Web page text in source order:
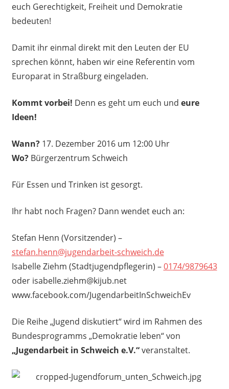
euch Gerechtigkeit, Freiheit und Demokratie
bedeuten!
Damit ihr einmal direkt mit den Leuten der EU
sprechen könnt, haben wir eine Referentin vom
Europarat in Straßburg eingeladen.
Kommt vorbei! Denn es geht um euch und eure
Ideen!
Wann?17. Dezember 2016 um 12:00 Uhr
Wo?Bürgerzentrum Schweich
Für Essen und Trinken ist gesorgt.
Ihr habt noch Fragen? Dann wendet euch an:
Stefan Henn (Vorsitzender) –
stefan.henn@jugendarbeit-schweich.de
Isabelle Ziehm (Stadtjugendpflegerin) –0174/9879643
oder isabelle.ziehm@kijub.net
www.facebook.com/JugendarbeitInSchweichEv
Die Reihe „Jugend diskutiert“ wird im Rahmen des
Bundesprogramms „Demokratie leben“ von
„Jugendarbeit in Schweich e.V.“veranstaltet.